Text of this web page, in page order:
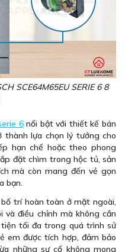
SCE64M65EU SERIE 6 8
6nổi bật với thiết kế bán
thành lựa chọn lý tưởng cho
hạn chế hoặc theo phong
đặt chìm trong hộc tủ, sản
mà còn mang đến vẻ gọn
bạn.
trí hoàn toàn ở mặt ngoài,
điều chỉnh mà không cần
tối đa trong quá trình sử
em được tích hợp, đảm bảo
những sự cố không mong